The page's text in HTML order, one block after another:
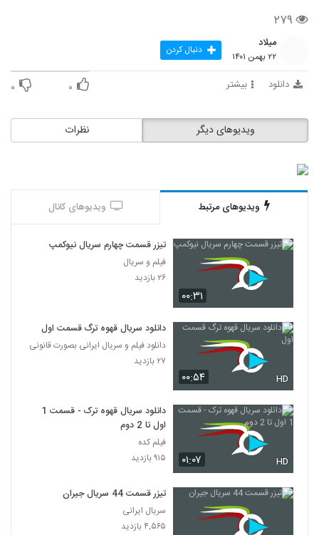
۲۷۹
میلاد
۲۲ بهمن ۱۴۰۱ دنبال کردن
دانلود بیشتر ۰ ۰
نظرات ویدیوهای دیگر
ویدیوهای مرتبط ویدیوهای کانال
۰۰:۳۱
تیزر قسمت چهارم سریال نیوکمپ
فیلم و سریال
۲۶ بازدید
۰۰:۵۴ HD
دانلود سریال قهوه ترگ قسمت اول
دانلود فیلم و سریال ایرانی بصورت قانونی
۲۷ بازدید
۰۱:۰۷ HD
دانلود سریال قهوه ترک - قسمت 1
اول تا 2 دوم
فیلم کده
۹۱۵ بازدید
تیزر قسمت 44 سریال جیران
سریال ایرانی
۴,۵۶۵ بازدید